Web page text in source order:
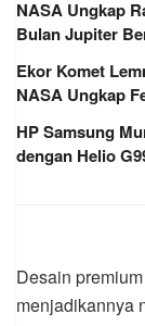
NASA Ungkap
Bulan Jupiter
Ekor Komet
NASA Ungkap
HP Samsung
dengan Helio
Desain
menjadikannya